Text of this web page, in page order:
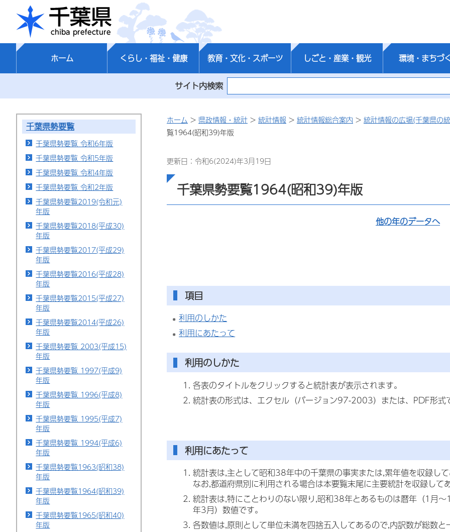
千葉県
ホーム くらし・福祉・健康 教育・文化・スポーツ しごと・産業・観光 環境・まちづ
サイト内検索
千葉県勢要覧
千葉県勢要覧 令和6年版
千葉県勢要覧 令和5年版
千葉県勢要覧 令和4年版
千葉県勢要覧 令和2年版
千葉県勢要覧2019(令和元)
年版
千葉県勢要覧2018(平成30)
年版
千葉県勢要覧2017(平成29)
年版
千葉県勢要覧2016(平成28)
年版
千葉県勢要覧2015(平成27)
年版
千葉県勢要覧2014(平成26)
年版
千葉県勢要覧 2003(平成15)
年版
千葉県勢要覧 1997(平成9)
年版
千葉県勢要覧 1996(平成8)
年版
千葉県勢要覧 1995(平成7)
年版
千葉県勢要覧 1994(平成6)
年版
千葉県勢要覧1963(昭和38)
年版
千葉県勢要覧1964(昭和39)
年版
千葉県勢要覧1965(昭和40)
年版
ホーム > 県政情報・統計 > 統計情報 > 統計情報総合案内 > 統計情報の広場(千葉県の
覧1964(昭和39)年版
更新日：令和6(2024)年3月19日
千葉県勢要覧1964(昭和39)年版
他の年のデータへ
項目
利用のしかた
利用にあたって
利用のしかた
各表のタイトルをクリックすると統計表が表示されます。
統計表の形式は、エクセル（バージョン97-2003）または、PDF形式
利用にあたって
統計表は,主として昭和38年中の千葉県の事実または,累年値を収録して
なお,都道府県別に利用される場合は本要覧末尾に主要統計を収録して
統計表は,特にことわりのない限り,昭和38年とあるものは暦年（1月
年3月）数値です。
各数値は,原則として単位未満を四捨五入してあるので,内訳数が総数と